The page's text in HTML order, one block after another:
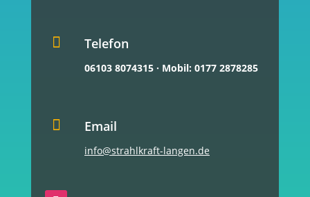
 Telefon
06103 8074315· Mobil: 0177 2878285
 Email
info@strahlkraft-langen.de